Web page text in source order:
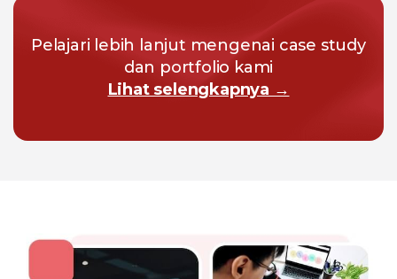
Pelajari lebih lanjut mengenai case study
dan portfolio kami
Lihat selengkapnya →